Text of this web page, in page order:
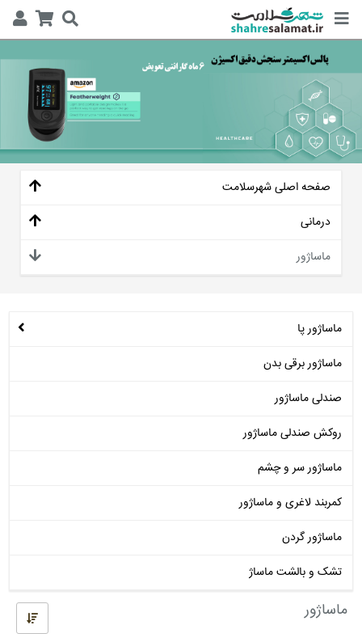
صفحه اصلی شهرسلامت
درمانی
ماساژور
ماساژور پا
ماساژور برقی بدن
صندلی ماساژور
روکش صندلی ماساژور
ماساژور سر و چشم
کمربند لاغری و ماساژور
ماساژور گردن
تشک و بالشت ماساژ
ماساژور